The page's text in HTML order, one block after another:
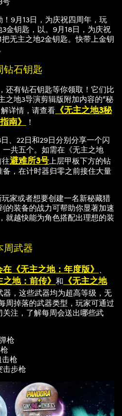
9月13日，为庆祝四周年，玩
金钥匙，以。9月18日，为庆祝
把无主之地2金钥匙。快带上金钥
钻石钥匙
还有钻石钥匙等你领取！它们比
之地3导演剪辑版附加内容的“秘
详情，请查看 《无主之地3秘
南》
！
、22日和29日分别分享一个闪
共五个。如需在《无主之地
避难所3号上层甲板下方的钻
，在计时器归零之前接住大量
家或者想要创建一名新秘藏猎
的装备的战力可帮助你显著加速
就越快能为角色搭配出理想的装
周武器
《无主之地：年度版》 、
之地：前传》 和 《无主之地
，这些武器均为超高等级，无
周掉落的武器类型，玩家可通过
注，了解每周会送出哪些武
枪
枪
击步枪